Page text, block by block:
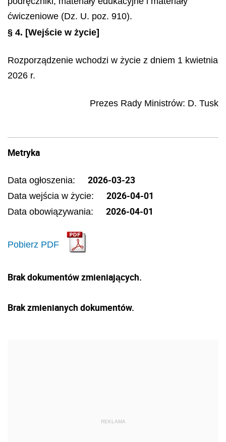
ćwiczeniowe (Dz. U. poz. 910).
§ 4. [Wejście w życie]
Rozporządzenie wchodzi w życie z dniem 1 kwietnia
2026 r.
Prezes Rady Ministrów: D. Tusk
Metryka
Data ogłoszenia: 2026-03-23
Data wejścia w życie: 2026-04-01
Data obowiązywania: 2026-04-01
Pobierz PDF
Brak dokumentów zmieniających.
Brak zmienianych dokumentów.